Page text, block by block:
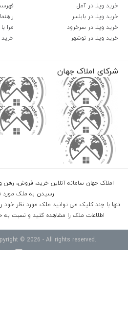
خرید ویلا در آمل
خرید ویلا در بابلسر
خرید ویلا در سرخرود
خرید ویلا در نوشهر
مرا
خرید
شرکای املاک جهان
املاک جهان سامانه آنلاین خرید، فروش، رهن
رسیدن به ملک مورد
تنها با چند کلیک می توانید ملک مورد نظر خود
اطلاعات ملک را مشاهده کنید و نسبت به
© 2026 - All rights reserved.